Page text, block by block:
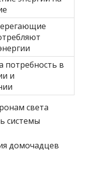
потребность в
и
света
системы
домочадцев